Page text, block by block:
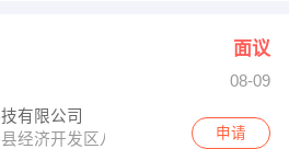
面议
08-09
有限公司
经济开发区八里香食品有限公司院内
申请